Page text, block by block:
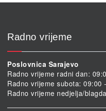
Radno vrijeme
Poslovnica Sarajevo
Radno vrijeme radni dan:
Radno vrijeme subota: 09:00
Radno vrijeme nedjelja/